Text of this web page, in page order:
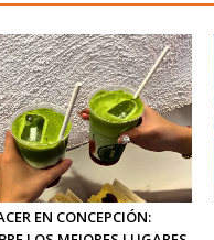
EN CONCEPCIÓN: